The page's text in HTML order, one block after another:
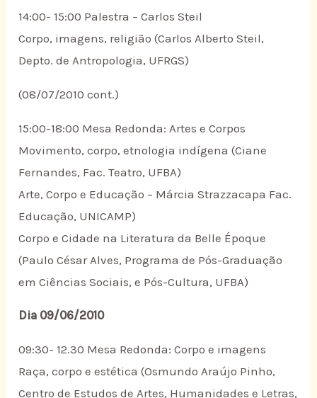
14:00- 15:00 Palestra – Carlos Steil
Corpo, imagens, religião (Carlos Alberto Steil,
Depto. de Antropologia, UFRGS)
(08/07/2010 cont.)
15:00-18:00 Mesa Redonda: Artes e Corpos
Movimento, corpo, etnologia indígena (Ciane
Fernandes, Fac. Teatro, UFBA)
Arte, Corpo e Educação – Márcia Strazzacapa Fac.
Educação, UNICAMP)
Corpo e Cidade na Literatura da Belle Époque
(Paulo César Alves, Programa de Pós-Graduação
em Ciências Sociais, e Pós-Cultura, UFBA)
Dia 09/06/2010
09:30- 12.30 Mesa Redonda: Corpo e imagens
Raça, corpo e estética (Osmundo Araújo Pinho,
Centro de Estudos de Artes, Humanidades e Letras,